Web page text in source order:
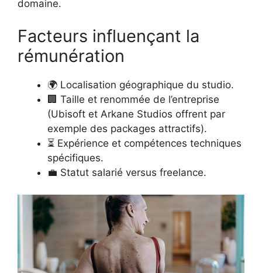
domaine.
Facteurs influençant la
rémunération
🌍 Localisation géographique du studio.
🏢 Taille et renommée de l’entreprise
(Ubisoft et Arkane Studios offrent par
exemple des packages attractifs).
⏳ Expérience et compétences techniques
spécifiques.
💼 Statut salarié versus freelance.